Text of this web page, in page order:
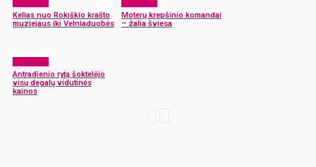
Kelias nuo Rokiškio krašto
muziejaus iki Velniaduobės
Moterų krepšinio komandai
– žalia šviesa
Antradienio rytą šoktelėjo
visų degalų vidutinės
kainos